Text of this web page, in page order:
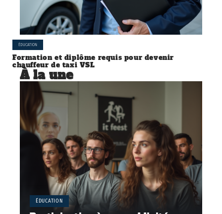
ÉDUCATION
Formation et diplôme requis pour devenir
chauffeur de taxi VSL
À la une
ÉDUCATION